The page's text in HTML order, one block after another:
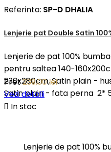
Referinta: SP-D DHALIA
Lenjerie pat Double Satin
Lenjerie de pat 100%
pentru saltea 140-
230x280cm, Satin plain -
Satin plain - fata perna 2*
Pret239,00 lei
Vezi detalii
 In stoc
Lenjerie de pat 100%